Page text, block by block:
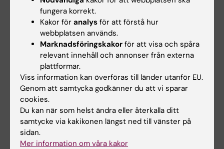
Kommunicera om din forskning med en bredare
Kommunikation för EU-samarbetsprojekt
Kommunikationsstöd i Biomedicum
Mät genomslaget för din forskning
Visualisera och presentera forskning
fungera korrekt.
Kakor för analys för att förstå hur
webbplatsen används.
Marknadsföringskakor för att visa och spåra
relevant innehåll och annonser från externa
plattformar.
Viss information kan överföras till länder utanför EU.
Genom att samtycka godkänner du att vi sparar
cookies.
Du kan när som helst ändra eller återkalla ditt
samtycke via kakikonen längst ned till vänster på
sidan.
Mer information om våra kakor